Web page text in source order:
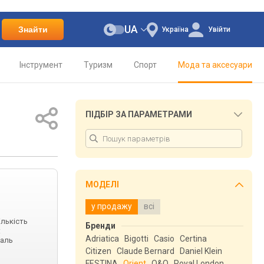
Знайти Україна
UA Увійти
Інструмент Туризм Спорт Мода та аксесуари
ПІДБІР ЗА ПАРАМЕТРАМИ
МОДЕЛІ
у продажу всі
Бренди
Adriatica
Bigotti Casio
Certina
Citizen
Claude Bernard
Daniel Klein